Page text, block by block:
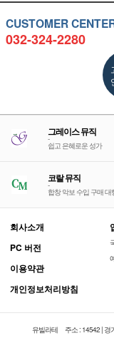
CUSTOMER
032-324-2280
그레이스 뮤직
-
쉽고 은혜로운 성가
코랄 뮤직
-
합창 악보 수입 구매 대
회사소개
PC 버전
이용약관
개인정보처리방침
유빌라테
주소 : 14542 | 경